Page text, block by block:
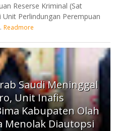
Reserse Kriminal (Sat
Perlindungan Perempuan
Readmore
Saudi Meninggal
Unit Inafis
Kabupaten Olah
Menolak Diautopsi